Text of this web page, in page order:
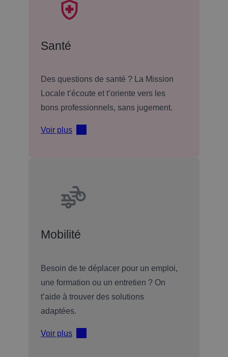
Santé
Des questions de santé ? La Mission
Locale t’écoute et t’oriente vers les
bons professionnels, sans jugement.
Voir plus
Mobilité
Besoin de te déplacer pour un emploi,
une formation ou un entretien ? On
t’aide à trouver des solutions
adaptées.
Voir plus